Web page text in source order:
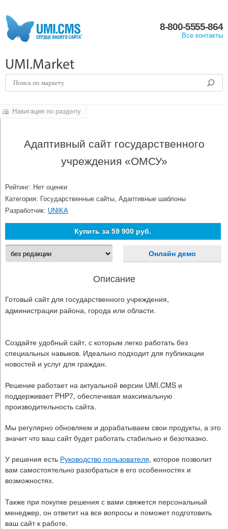
8-800-5555-864
Все контакты
UMI.Market
Навигация по разделу
Адаптивный сайт государственного
учреждения «ОМСУ»
Рейтинг: Нет оценки
Категория: Государственные сайты, Адаптивные шаблоны
Разработчик: UNIKA
Купить за59 900 руб.
Онлайн демо
Описание
Готовый сайт для государственного учреждения,
администрации района, города или области.
Создайте удобный сайт, с которым легко работать без
специальных навыков. Идеально подходит для публикации
новостей и услуг для граждан.
Решение работает на актуальной версии UMI.CMS и
поддерживает PHP7, обеспечивая максимальную
производительность сайта.
Мы регулярно обновляем и дорабатываем свои продукты, а это
значит что ваш сайт будет работать стабильно и безотказно.
У решения есть Руководство пользователя, которое позволит
вам самостоятельно разобраться в его особенностях и
возможностях.
Также при покупке решения с вами свяжется персональный
менеджер, он ответит на все вопросы и поможет подготовить
ваш сайт к работе.